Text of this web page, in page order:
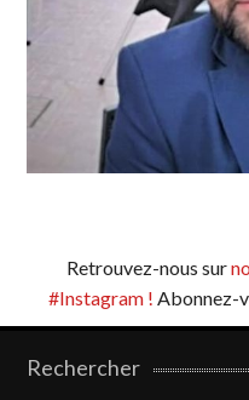
Retrouvez-nous sur
#Instagram ! Abonnez-
Rechercher